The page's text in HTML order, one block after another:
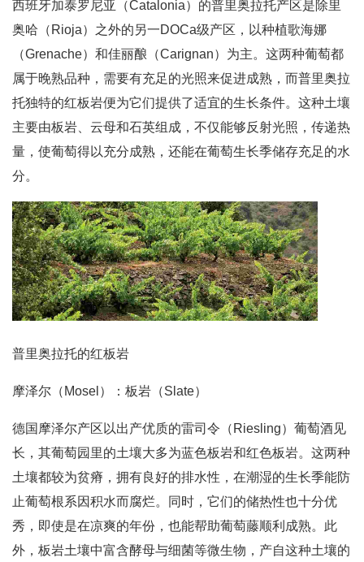
西班牙加泰罗尼亚（Catalonia）的普里奥拉托产区是除里
奥哈（Rioja）之外的另一DOCa级产区，以种植歌海娜
（Grenache）和佳丽酿（Carignan）为主。这两种葡萄都
属于晚熟品种，需要有充足的光照来促进成熟，而普里奥拉
托独特的红板岩便为它们提供了适宜的生长条件。这种土壤
主要由板岩、云母和石英组成，不仅能够反射光照，传递热
量，使葡萄得以充分成熟，还能在葡萄生长季储存充足的水
分。
普里奥拉托的红板岩
摩泽尔（Mosel）：板岩（Slate）
德国摩泽尔产区以出产优质的雷司令（Riesling）葡萄酒见
长，其葡萄园里的土壤大多为蓝色板岩和红色板岩。这两种
土壤都较为贫瘠，拥有良好的排水性，在潮湿的生长季能防
止葡萄根系因积水而腐烂。同时，它们的储热性也十分优
秀，即使是在凉爽的年份，也能帮助葡萄藤顺利成熟。此
外，板岩土壤中富含酵母与细菌等微生物，产自这种土壤的